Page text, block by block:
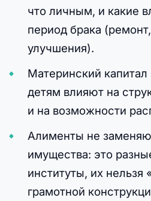
что личным, и какие
период брака
улучшения).
Материнский
детям влияют на
и на возможности
Алименты не
имущества: это
институты, их нельзя
грамотной